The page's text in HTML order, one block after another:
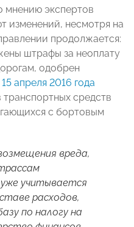
мнению экспертов
изменений, несмотря на
продолжается:
штрафы за неоплату
одобрен
апреля 2016 года
транспортных средств
с бортовым
вреда,
учитывается
расходов,
по налогу на